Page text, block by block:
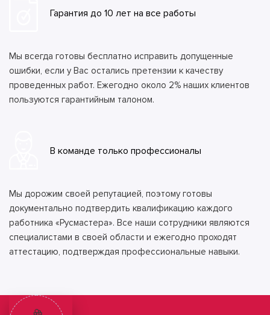
Гарантия до 10 лет на все работы
Мы всегда готовы бесплатно исправить допущенные
ошибки, если у Вас остались претензии к качеству
проведенных работ. Ежегодно около 2% наших клиентов
пользуются гарантийным талоном.
В команде только профессионалы
Мы дорожим своей репутацией, поэтому готовы
документально подтвердить квалификацию каждого
работника «Русмастера». Все наши сотрудники являются
специалистами в своей области и ежегодно проходят
аттестацию, подтверждая профессиональные навыки.